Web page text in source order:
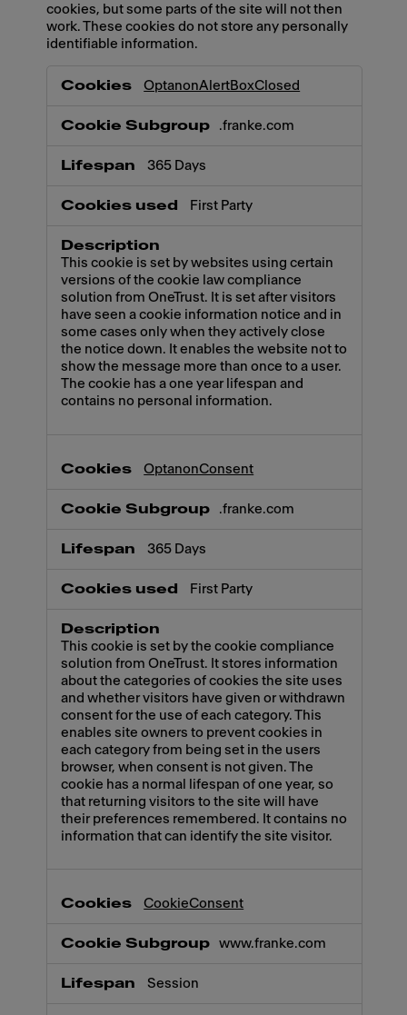
cookies, but some parts of the site will not then
work. These cookies do not store any personally
identifiable information.
OptanonAlertBoxClosed
.franke.com
365 Days
First Party
This cookie is set by websites using certain
versions of the cookie law compliance
solution from OneTrust. It is set after visitors
have seen a cookie information notice and in
some cases only when they actively close
the notice down. It enables the website not to
show the message more than once to a user.
The cookie has a one year lifespan and
contains no personal information.
OptanonConsent
.franke.com
365 Days
First Party
This cookie is set by the cookie compliance
solution from OneTrust. It stores information
about the categories of cookies the site uses
and whether visitors have given or withdrawn
consent for the use of each category. This
enables site owners to prevent cookies in
each category from being set in the users
browser, when consent is not given. The
cookie has a normal lifespan of one year, so
that returning visitors to the site will have
their preferences remembered. It contains no
information that can identify the site visitor.
CookieConsent
www.franke.com
Session